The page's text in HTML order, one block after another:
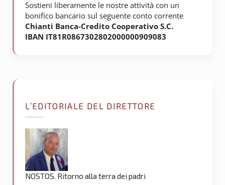
Sostieni liberamente le nostre attività con un
bonifico bancario sul seguente conto corrente
Chianti Banca-Credito Cooperativo S.C.
IBAN IT81R0867302802000000909083
L’EDITORIALE DEL DIRETTORE
NOSTOS. Ritorno alla terra dei padri